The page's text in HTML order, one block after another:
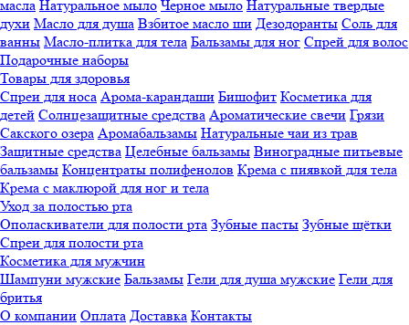
масла Натуральное мыло Черное мыло Натуральные твердые
духи Масло для душа Взбитое масло ши Дезодоранты Соль для
ванны Масло-плитка для тела Бальзамы для ног Спрей для волос
Подарочные наборы
Товары для здоровья
Спреи для носа Арома-карандаши Бишофит Косметика для
детей Солнцезащитные средства Ароматические свечи Грязи
Cакского озера Аромабальзамы Натуральные чаи из трав
Защитные средства Целебные бальзамы Виноградные питьевые
бальзамы Концентраты полифенолов Крема с пиявкой для тела
Крема с маклюрой для ног и тела
Уход за полостью рта
Ополаскиватели для полости рта Зубные пасты Зубные щётки
Спреи для полости рта
Косметика для мужчин
Шампуни мужские Бальзамы Гели для душа мужские Гели для
бритья
О компании Оплата Доставка Контакты